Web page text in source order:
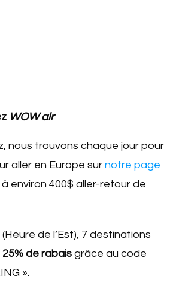
WOW air
nous trouvons chaque jour pour
aller en Europe sur notre page
à environ 400$ aller-retour de
(Heure de l’Est), 7 destinations
25% de rabais grâce au code
».